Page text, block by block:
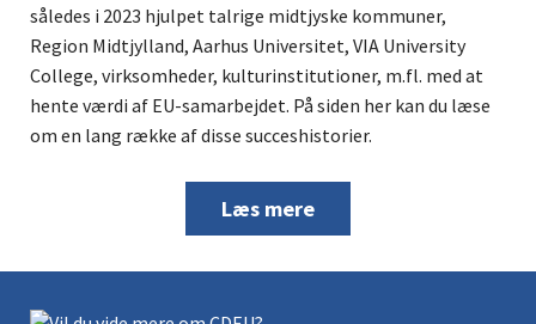
således i 2023 hjulpet talrige midtjyske kommuner,
Region Midtjylland, Aarhus Universitet, VIA University
College, virksomheder, kulturinstitutioner, m.fl. med at
hente værdi af EU-samarbejdet. På siden her kan du læse
om en lang række af disse succeshistorier.
Læs mere